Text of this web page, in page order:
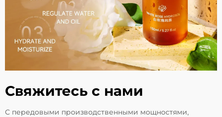
Свяжитесь с нами
С передовыми производственными мощностями,